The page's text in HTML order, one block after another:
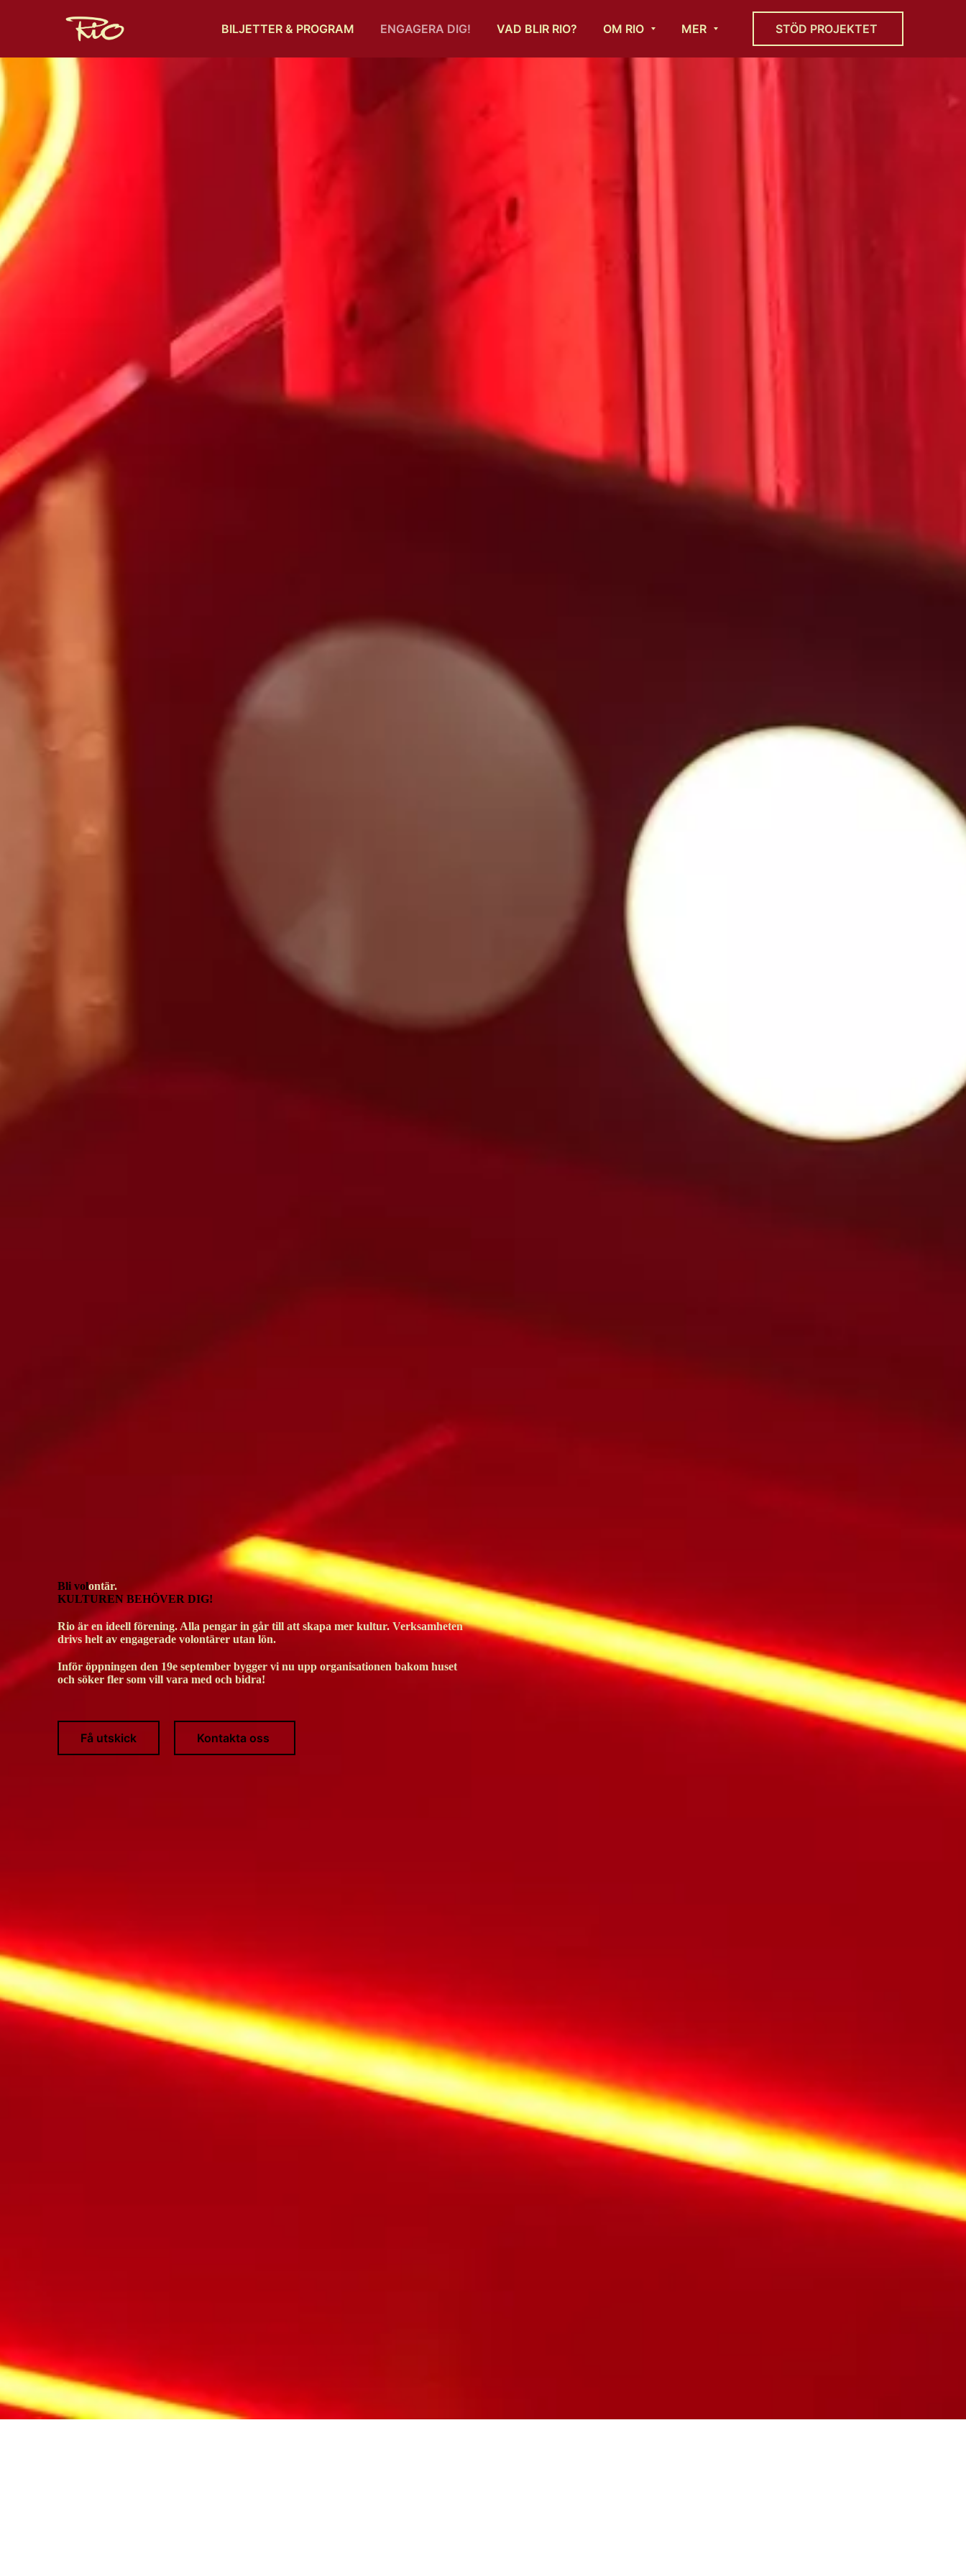
BILJETTER & PROGRAM ENGAGERA DIG! VAD BLIR RIO? OM RIO MER STÖD PROJEKTET
Bli volontär.
KULTUREN BEHÖVER DIG!
Rio är en ideell förening. Alla pengar in går till att skapa mer kultur. Verksamheten
drivs helt av engagerade volontärer utan lön.
Inför öppningen den 19e september bygger vi nu upp organisationen bakom huset
och söker fler som vill vara med och bidra!
Få utskick Kontakta oss